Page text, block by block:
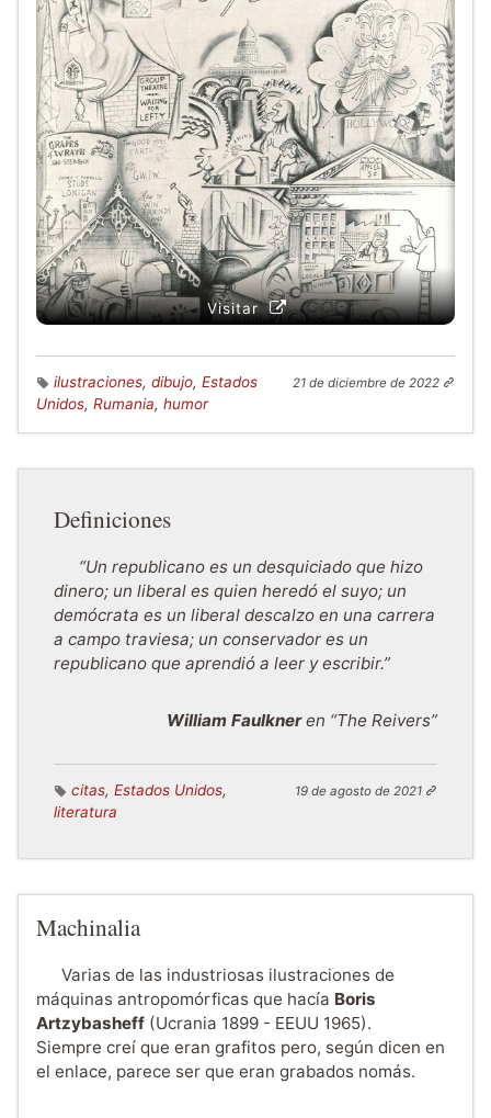
Visitar
ilustraciones, dibujo, Estados
Unidos, Rumania, humor
21 de diciembre de 2022
Definiciones
“Un republicano es un desquiciado que hizo
dinero; un liberal es quien heredó el suyo; un
demócrata es un liberal descalzo en una carrera
a campo traviesa; un conservador es un
republicano que aprendió a leer y escribir.”
William Faulkneren “The Reivers”
citas, Estados Unidos,
literatura
19 de agosto de 2021
Machinalia
Varias de las industriosas ilustraciones de
máquinas antropomórficas que hacía Boris
Artzybasheff (Ucrania 1899 - EEUU 1965).
Siempre creí que eran grafitos pero, según dicen en
el enlace, parece ser que eran grabados nomás.